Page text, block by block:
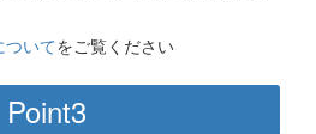
ついてをご覧ください
Point3